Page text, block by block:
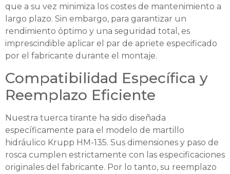
que a su vez minimiza los costes de mantenimiento a
largo plazo. Sin embargo, para garantizar un
rendimiento óptimo y una seguridad total, es
imprescindible aplicar el par de apriete especificado
por el fabricante durante el montaje.
Compatibilidad Específica y
Reemplazo Eficiente
Nuestra tuerca tirante ha sido diseñada
específicamente para el modelo de martillo
hidráulico Krupp HM-135. Sus dimensiones y paso de
rosca cumplen estrictamente con las especificaciones
originales del fabricante. Por lo tanto, su reemplazo